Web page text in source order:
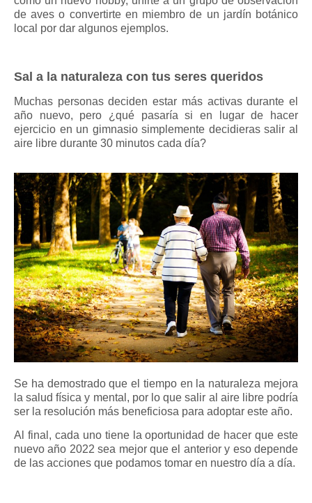
de aves o convertirte en miembro de un jardín botánico
local por dar algunos ejemplos.
Sal a la naturaleza con tus seres queridos
Muchas personas deciden estar más activas durante el
año nuevo, pero ¿qué pasaría si en lugar de hacer
ejercicio en un gimnasio simplemente decidieras salir al
aire libre durante 30 minutos cada día?
Se ha demostrado que el tiempo en la naturaleza mejora
la salud física y mental, por lo que salir al aire libre podría
ser la resolución más beneficiosa para adoptar este año.
Al final, cada uno tiene la oportunidad de hacer que este
nuevo año 2022 sea mejor que el anterior y eso depende
de las acciones que podamos tomar en nuestro día a día.